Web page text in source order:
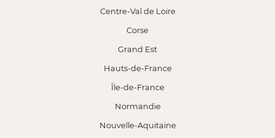
Centre-Val de Loire
Corse
Grand Est
Hauts-de-France
Île-de-France
Normandie
Nouvelle-Aquitaine